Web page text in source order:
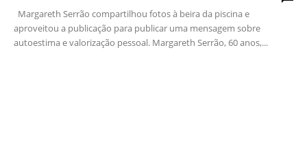
Margareth Serrão compartilhou fotos à beira da piscina e
aproveitou a publicação para publicar uma mensagem sobre
autoestima e valorização pessoal. Margareth Serrão, 60 anos,...